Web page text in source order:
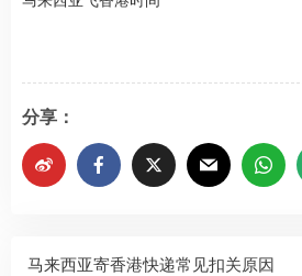
分享：
马来西亚寄香港快递常见扣关原因